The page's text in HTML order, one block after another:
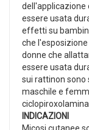
dell'applicazione
essere usata
effetti su
che
donne che
essere usata
sui rattinon
maschile e
INDICAZIONI
Micosi cutanee